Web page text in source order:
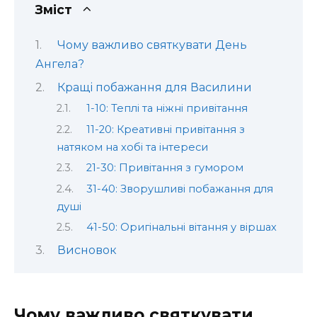
Зміст
Чому важливо святкувати День
Ангела?
Кращі побажання для Василини
1-10: Теплі та ніжні привітання
11-20: Креативні привітання з
натяком на хобі та інтереси
21-30: Привітання з гумором
31-40: Зворушливі побажання для
душі
41-50: Оригінальні вітання у віршах
Висновок